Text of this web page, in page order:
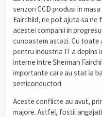
senzori CCD produsi in
Fairchild, ne pot ajuta sa
acestei companii in
cunoastem astazi. Cu
pentru industria IT a depins
interne intre Sherman
importante care au stat la
semiconductori.
Aceste conflicte au avut,
majore. Astfel, fostii